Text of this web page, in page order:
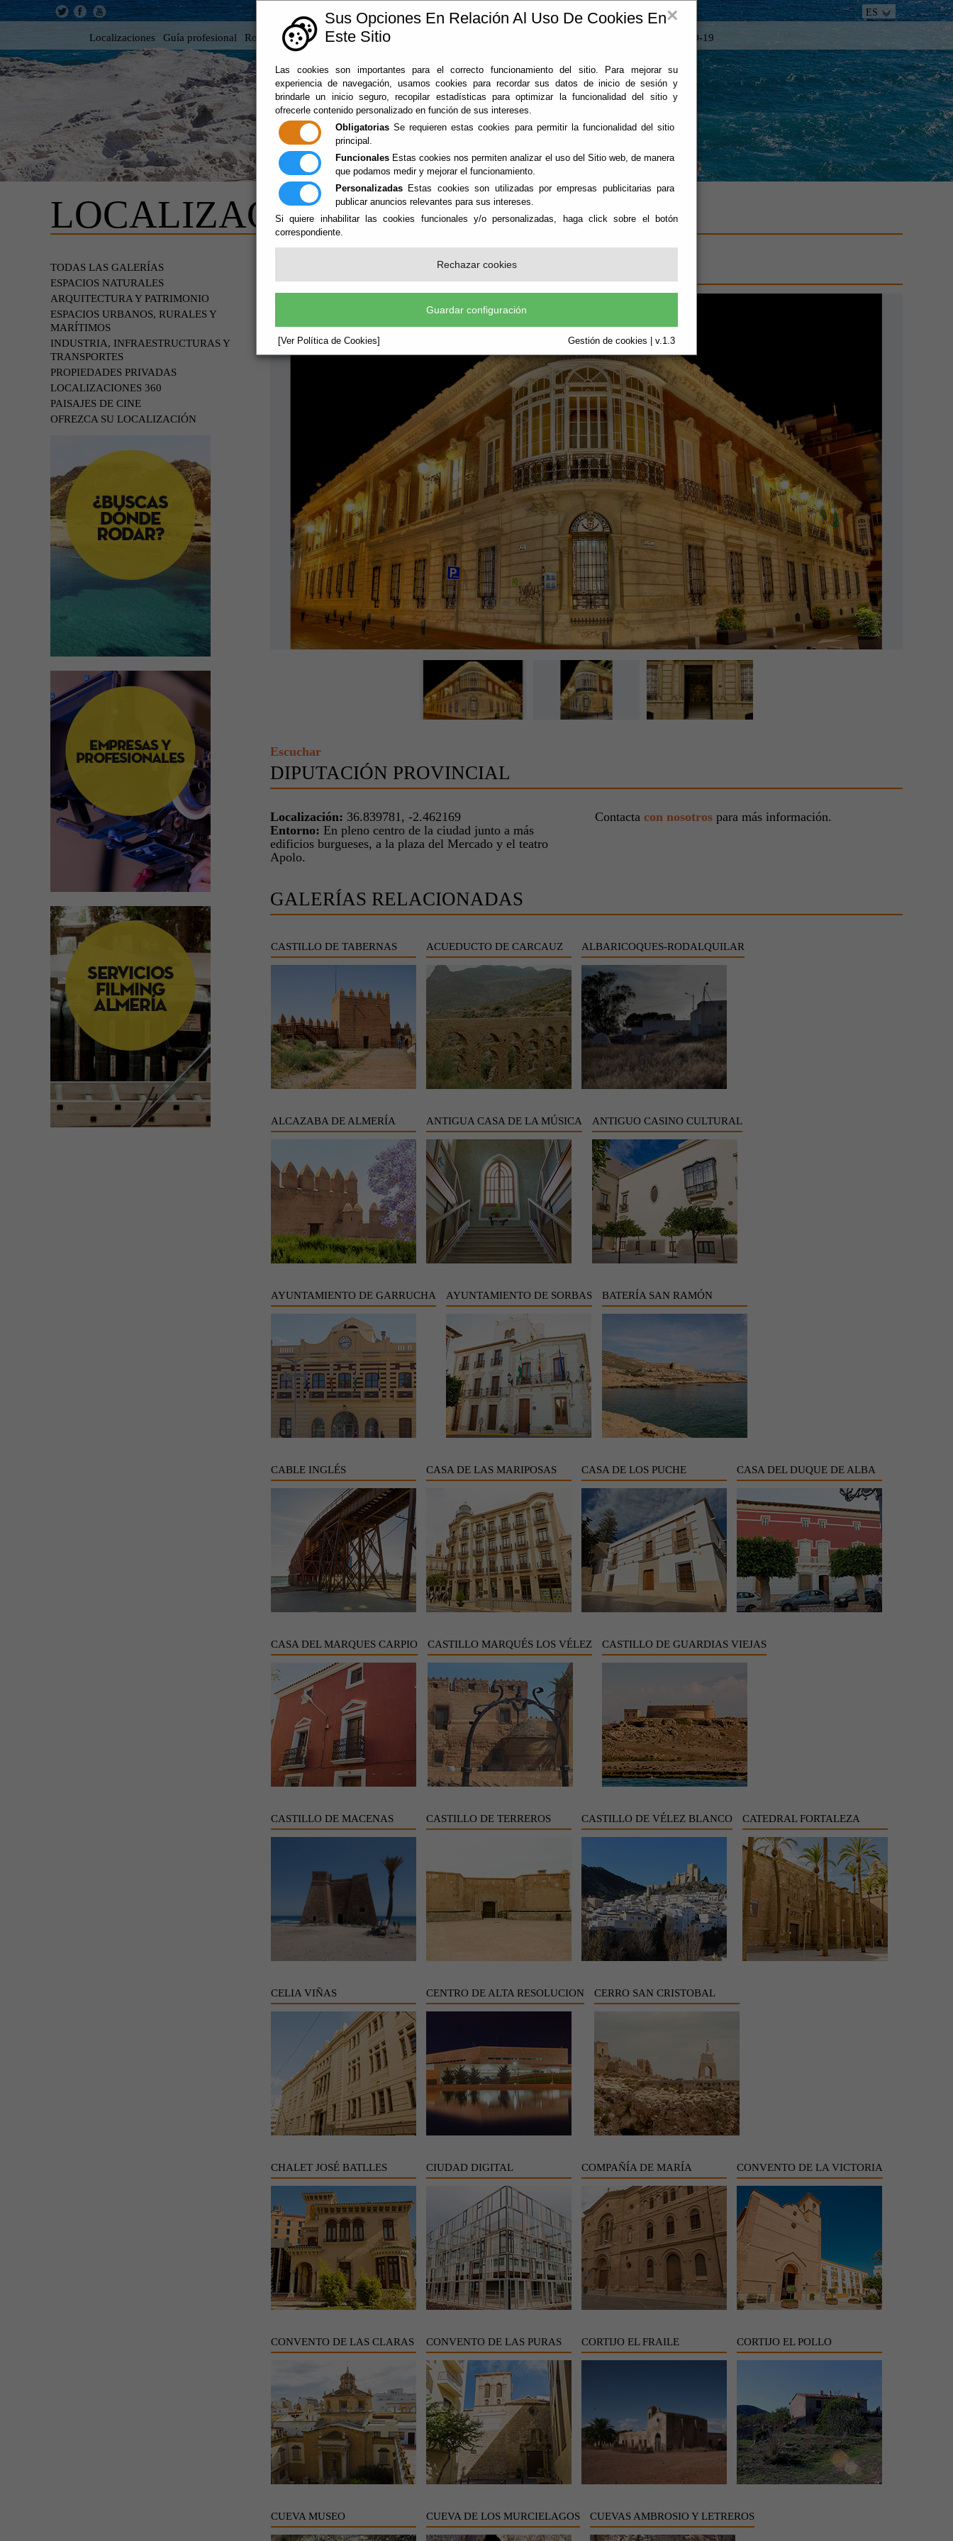
×
Sus Opciones En Relación Al Uso De Cookies En
Este Sitio
Las cookies son importantes para el correcto funcionamiento del sitio. Para mejorar su
experiencia de navegación, usamos cookies para recordar sus datos de inicio de sesión y
brindarle un inicio seguro, recopilar estadísticas para optimizar la funcionalidad del sitio y
ofrecerle contenido personalizado en función de sus intereses.
Obligatorias Se requieren estas cookies para permitir la funcionalidad del sitio
principal.
Funcionales Estas cookies nos permiten analizar el uso del Sitio web, de manera
que podamos medir y mejorar el funcionamiento.
Personalizadas Estas cookies son utilizadas por empresas publicitarias para
publicar anuncios relevantes para sus intereses.
Si quiere inhabilitar las cookies funcionales y/o personalizadas, haga click sobre el botón
correspondiente.
Rechazar cookies
Guardar configuración
[Ver Política de Cookies] Gestión de cookies | v.1.3
ES
Localizaciones Guía profesional Rodar en Almería 360 COVID-19
LOCALIZACIONES
TODAS LAS GALERÍAS
ESPACIOS NATURALES
ARQUITECTURA Y PATRIMONIO
ESPACIOS URBANOS, RURALES Y
MARÍTIMOS
INDUSTRIA, INFRAESTRUCTURAS Y
TRANSPORTES
PROPIEDADES PRIVADAS
LOCALIZACIONES 360
PAISAJES DE CINE
OFREZCA SU LOCALIZACIÓN
EDIFICIOS SINGULARES - PATRIMONIO
Escuchar
DIPUTACIÓN PROVINCIAL
Localización: 36.839781, -2.462169
Entorno: En pleno centro de la ciudad junto a más
edificios burgueses, a la plaza del Mercado y el teatro
Apolo.
Contacta con nosotrospara más información.
GALERÍAS RELACIONADAS
CASTILLO DE TABERNAS ACUEDUCTO DE CARCAUZ ALBARICOQUES-RODALQUILAR
ALCAZABA DE ALMERÍA ANTIGUA CASA DE LA MÚSICA ANTIGUO CASINO CULTURAL
AYUNTAMIENTO DE GARRUCHA AYUNTAMIENTO DE SORBAS BATERÍA SAN RAMÓN
CABLE INGLÉS CASA DE LAS MARIPOSAS CASA DE LOS PUCHE CASA DEL DUQUE DE ALBA
CASA DEL MARQUES CARPIO CASTILLO MARQUÉS LOS VÉLEZ CASTILLO DE GUARDIAS VIEJAS
CASTILLO DE MACENAS CASTILLO DE TERREROS CASTILLO DE VÉLEZ BLANCO CATEDRAL FORTALEZA
CELIA VIÑAS CENTRO DE ALTA RESOLUCION CERRO SAN CRISTOBAL
CHALET JOSÉ BATLLES CIUDAD DIGITAL COMPAÑÍA DE MARÍA CONVENTO DE LA VICTORIA
CONVENTO DE LAS CLARAS CONVENTO DE LAS PURAS CORTIJO EL FRAILE CORTIJO EL POLLO
CUEVA MUSEO CUEVA DE LOS MURCIELAGOS CUEVAS AMBROSIO Y LETREROS